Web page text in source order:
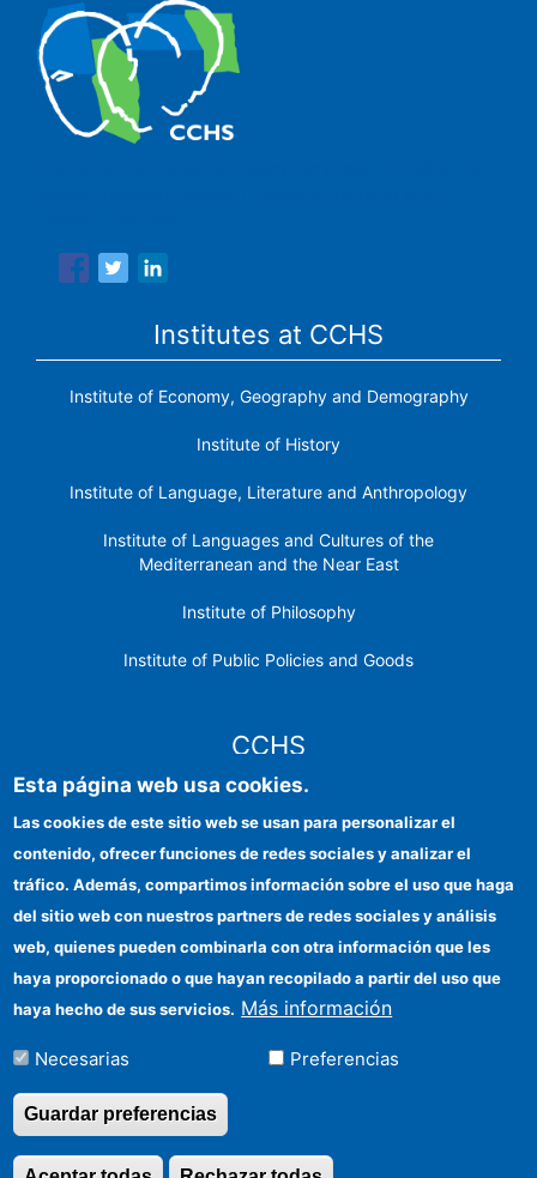
Institutes at CCHS
Institute of Economy, Geography and Demography
Institute of History
Institute of Language, Literature and Anthropology
Institute of Languages ​​and Cultures of the
Mediterranean and the Near East
Institute of Philosophy
Institute of Public Policies and Goods
CCHS
Institutional identity
FEDER funds
Funding entities
Contact
Esta página web usa cookies.
Las cookies de este sitio web se usan para personalizar el
contenido, ofrecer funciones de redes sociales y analizar el
tráfico. Además, compartimos información sobre el uso que haga
del sitio web con nuestros partners de redes sociales y análisis
web, quienes pueden combinarla con otra información que les
haya proporcionado o que hayan recopilado a partir del uso que
haya hecho de sus servicios. Más información
Necesarias Preferencias
Guardar preferencias